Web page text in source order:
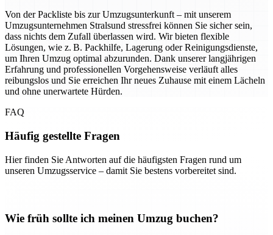
Von der Packliste bis zur Umzugsunterkunft – mit unserem
Umzugsunternehmen Stralsund stressfrei können Sie sicher sein,
dass nichts dem Zufall überlassen wird. Wir bieten flexible
Lösungen, wie z. B. Packhilfe, Lagerung oder Reinigungsdienste,
um Ihren Umzug optimal abzurunden. Dank unserer langjährigen
Erfahrung und professionellen Vorgehensweise verläuft alles
reibungslos und Sie erreichen Ihr neues Zuhause mit einem Lächeln
und ohne unerwartete Hürden.
FAQ
Häufig gestellte Fragen
Hier finden Sie Antworten auf die häufigsten Fragen rund um
unseren Umzugsservice – damit Sie bestens vorbereitet sind.
Wie früh sollte ich meinen Umzug buchen?